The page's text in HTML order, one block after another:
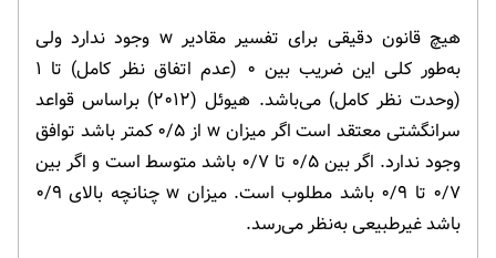
هیچ قانون دقیقی برای تفسیر مقادیر w وجود ندارد ولی
به‌طور کلی این ضریب بین ۰ (عدم اتفاق نظر کامل) تا ۱
(وحدت نظر کامل) می‌باشد. هیوئل (۲۰۱۲) براساس قواعد
سرانگشتی معتقد است اگر میزان w از ۰/۵ کمتر باشد توافق
وجود ندارد. اگر بین ۰/۵ تا ۰/۷ باشد متوسط است و اگر بین
۰/۷ تا ۰/۹ باشد مطلوب است. میزان w چنانچه بالای ۰/۹
باشد غیرطبیعی به‌نظر می‌رسد.